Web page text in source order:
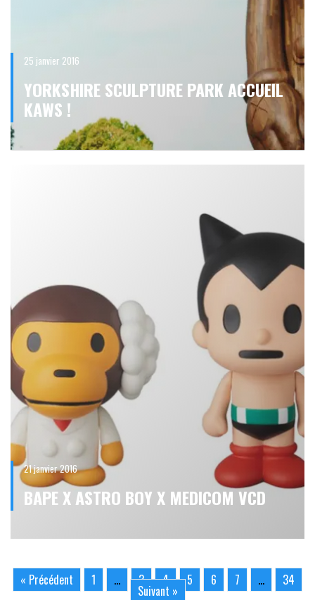
25 janvier 2016
YORKSHIRE SCULPTURE PARK ACCUEIL
KAWS !
21 janvier 2016
BAPE X ASTRO BOY X MEDICOM VCD
« Précédent 1 … 3 4 5 6 7 … 34
Suivant »